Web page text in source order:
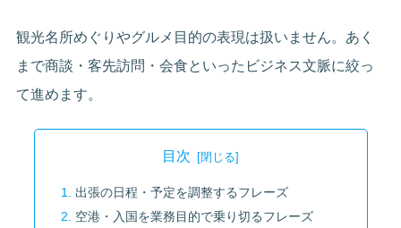
観光名所めぐりやグルメ目的の表現は扱いません。あく
まで商談・客先訪問・会食といったビジネス文脈に絞っ
て進めます。
目次
出張の日程・予定を調整するフレーズ
空港・入国を業務目的で乗り切るフレーズ